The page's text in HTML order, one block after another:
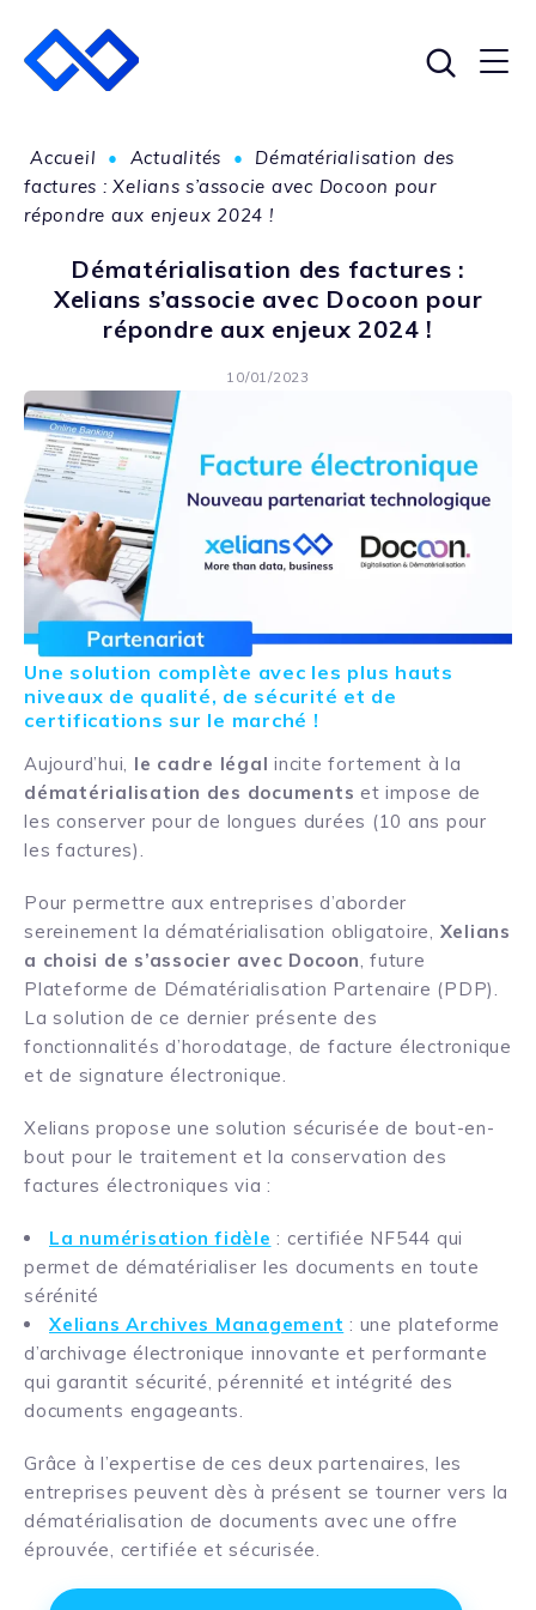
Accueil • Actualités •
Dématérialisation des
factures : Xelians s’associe avec Docoon pour
répondre aux enjeux 2024 !
Dématérialisation des factures :
Xelians s’associe avec Docoon pour
répondre aux enjeux 2024 !
10/01/2023
Une solution complète avec les plus hauts
niveaux de qualité, de sécurité et de
certifications sur le marché !
Aujourd’hui, le cadre légal incite fortement à la
dématérialisation des documents et impose de
les conserver pour de longues durées (10 ans pour
les factures).
Pour permettre aux entreprises d’aborder
sereinement la dématérialisation obligatoire, Xelians
a choisi de s’associer avec Docoon, future
Plateforme de Dématérialisation Partenaire (PDP).
La solution de ce dernier présente des
fonctionnalités d’horodatage, de facture électronique
et de signature électronique.
Xelians propose une solution sécurisée de bout-en-
bout pour le traitement et la conservation des
factures électroniques via :
La numérisation fidèle : certifiée NF544 qui
permet de dématérialiser les documents en toute
sérénité
Xelians Archives Management : une plateforme
d’archivage électronique innovante et performante
qui garantit sécurité, pérennité et intégrité des
documents engageants.
Grâce à l’expertise de ces deux partenaires, les
entreprises peuvent dès à présent se tourner vers la
dématérialisation de documents avec une offre
éprouvée, certifiée et sécurisée.